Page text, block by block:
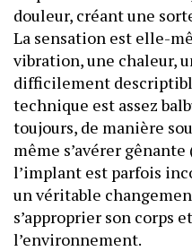
douleur, créant une
La sensation est elle-
vibration, une chaleur,
difficilement
technique est assez
toujours, de manière
même s’avérer
l’implant est parfois
un véritable
s’approprier son corps
l’environnement.